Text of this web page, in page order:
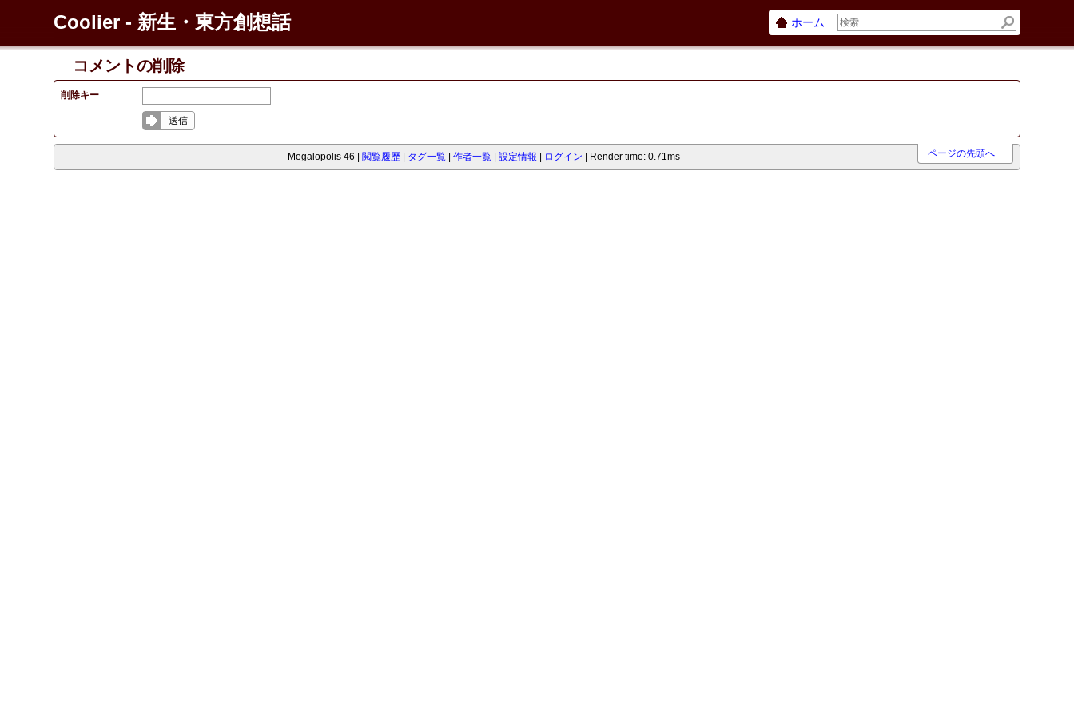
Coolier - 新生・東方創想話 ホーム
コメントの削除
削除キー
送信
Megalopolis 46 閲覧履歴 タグ一覧 作者一覧 設定情報 ログイン Render time: 0.71ms ページの先頭へ